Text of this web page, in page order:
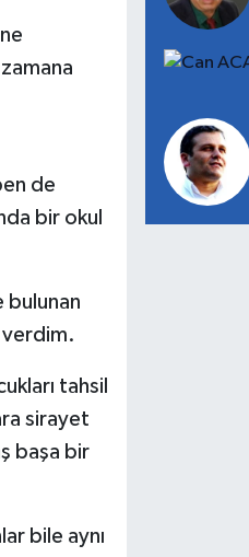
de
bir okul
bulunan
verdim.
tahsil
sirayet
başa bir
bile aynı